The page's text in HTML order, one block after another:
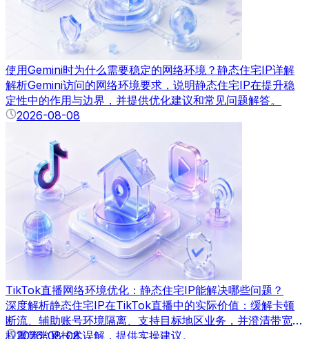
使用Gemini时为什么需要稳定的网络环境？静态住宅IP详解
解析Gemini访问的网络环境要求，说明静态住宅IP在提升稳
定性中的作用与边界，并提供优化建议和常见问题解答。
2026-08-08
TikTok直播网络环境优化：静态住宅IP能解决哪些问题？
深度解析静态住宅IP在TikTok直播中的实际价值：缓解卡顿
断流、辅助账号环境隔离、支持目标地区业务，并澄清带宽、
权重等常见技术误解，提供实操建议。
2026-08-08